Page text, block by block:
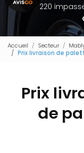
220
Accueil Secteur
Prix livraison de
Prix
de